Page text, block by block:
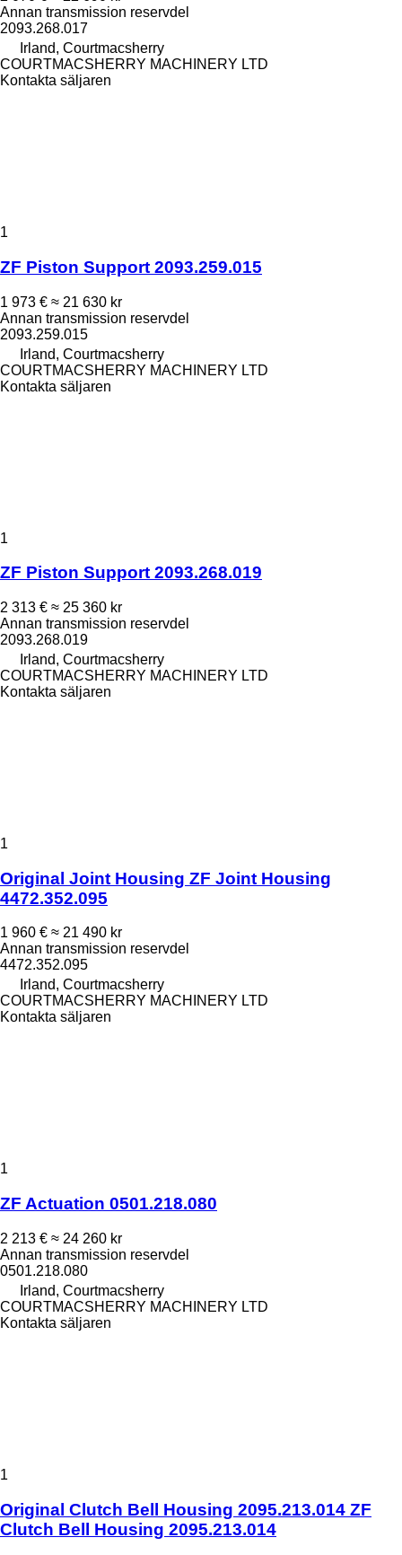
Annan transmission reservdel
2093.268.017
Irland, Courtmacsherry
COURTMACSHERRY MACHINERY LTD
Kontakta säljaren
1
ZF Piston Support 2093.259.015
1 973 € ≈ 21 630 kr
Annan transmission reservdel
2093.259.015
Irland, Courtmacsherry
COURTMACSHERRY MACHINERY LTD
Kontakta säljaren
1
ZF Piston Support 2093.268.019
2 313 € ≈ 25 360 kr
Annan transmission reservdel
2093.268.019
Irland, Courtmacsherry
COURTMACSHERRY MACHINERY LTD
Kontakta säljaren
1
Original Joint Housing ZF Joint Housing
4472.352.095
1 960 € ≈ 21 490 kr
Annan transmission reservdel
4472.352.095
Irland, Courtmacsherry
COURTMACSHERRY MACHINERY LTD
Kontakta säljaren
1
ZF Actuation 0501.218.080
2 213 € ≈ 24 260 kr
Annan transmission reservdel
0501.218.080
Irland, Courtmacsherry
COURTMACSHERRY MACHINERY LTD
Kontakta säljaren
1
Original Clutch Bell Housing 2095.213.014 ZF
Clutch Bell Housing 2095.213.014